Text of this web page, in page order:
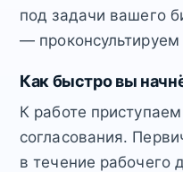
под задачи вашего
— проконсультируем
Как быстро вы
К работе
согласования.
в течение рабочего